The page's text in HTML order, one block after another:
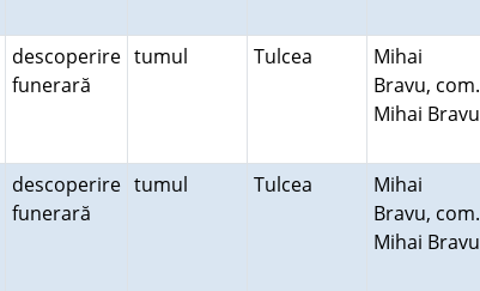
descoperire
funerară
tumul Tulcea
Mihai
Bravu, com.
Mihai Bravu
descoperire
funerară
tumul Tulcea
Mihai
Bravu, com.
Mihai Bravu